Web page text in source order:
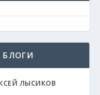
БЛОГИ
ЛЫСИКОВ